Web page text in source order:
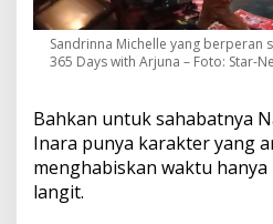
Sandrinna Michelle yang berperan
365 Days with Arjuna – Foto: Star-
Bahkan untuk sahabatnya
Inara punya karakter yang
menghabiskan waktu
langit.